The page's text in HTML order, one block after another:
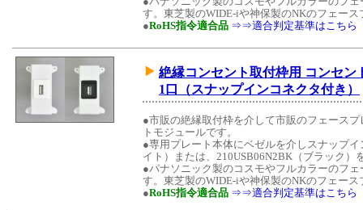
す。東芝製のWIDE-iや神保製のNKのフェー
●RoHS指令適合品 ⇒⇒適合判定基準はこちら
絶縁コンセント取付枠用 コンセン
1口（スナップインコネクタ付き）
●市販の絶縁取付枠を介して市販のフェース
トモジュールです。
●専用プレート本体にベゼルを介しスナップ
イト）または、210USB06N2BK（ブラック
●パナソニック製のコスモやフルカラーのフ
す。東芝製のWIDE-iや神保製のNKのフェー
●RoHS指令適合品 ⇒⇒適合判定基準はこちら